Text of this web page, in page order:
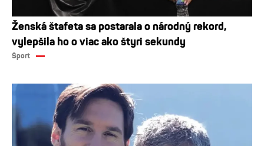
Ženská štafeta sa postarala o národný rekord,
vylepšila ho o viac ako štyri sekundy
Šport